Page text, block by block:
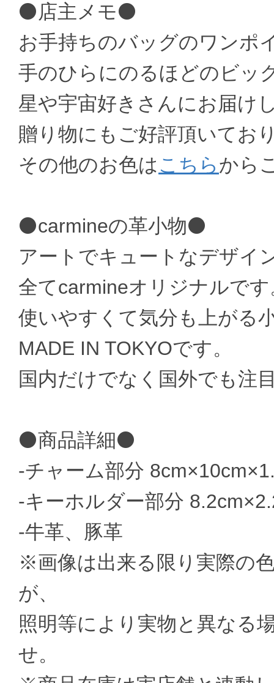
⚫店主メモ⚫
お手持ちのバッグのワンポ
手のひらにのるほどのビッ
星や宇宙好きさんにお届け
贈り物にもご好評頂いてお
その他のお色はこちらから
⚫carmineの革小物⚫
アートでキュートなデザイ
全てcarmineオリジナルです
使いやすくて気分も上がる
MADE IN TOKYOです。
国内だけでなく国外でも注
⚫商品詳細⚫
-チャーム部分
-キーホルダー部分
-牛革、豚革
※画像は出来る限り実際の
が、
照明等により実物と異なる
せ。